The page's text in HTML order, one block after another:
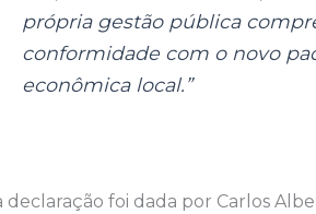
própria gestão pública
conformidade com o novo
econômica local.”
declaração foi dada por Carlos